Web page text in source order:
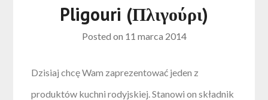
Pligouri (Πλιγούρι)
Posted on 11 marca 2014
Dzisiaj chcę Wam zaprezentować jeden z
produktów kuchni rodyjskiej. Stanowi on składnik